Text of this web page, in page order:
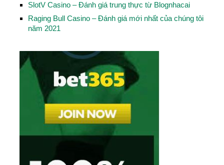
SlotV Casino – Đánh giá trung thực từ Blognhacai
Raging Bull Casino – Đánh giá mới nhất của chúng tôi
năm 2021